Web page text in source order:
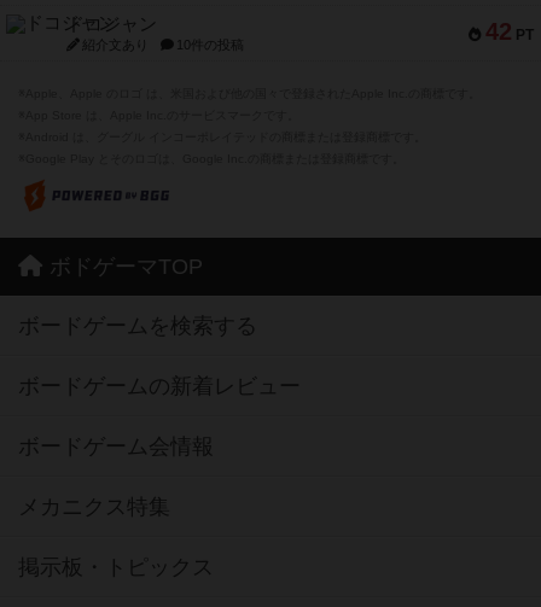
42 PT
ドコジャン
紹介文あり 10件の投稿
ボドゲーマTOP
ボードゲームを検索する
ボードゲームの新着レビュー
ボードゲーム会情報
メカニクス特集
掲示板・トピックス